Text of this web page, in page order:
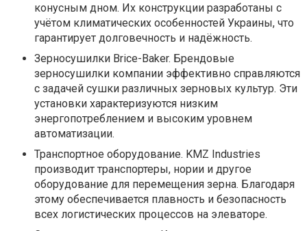
конусным дном. Их конструкции разработаны с
учётом климатических особенностей Украины, что
гарантирует долговечность и надёжность.
Зерносушилки Brice-Baker. Брендовые
зерносушилки компании эффективно справляются
с задачей сушки различных зерновых культур. Эти
установки характеризуются низким
энергопотреблением и высоким уровнем
автоматизации.
Транспортное оборудование. KMZ Industries
производит транспортеры, нории и другое
оборудование для перемещения зерна. Благодаря
этому обеспечивается плавность и безопасность
всех логистических процессов на элеваторе.